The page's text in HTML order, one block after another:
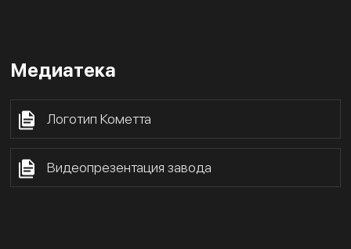
Медиатека
Логотип Кометта
Видеопрезентация завода